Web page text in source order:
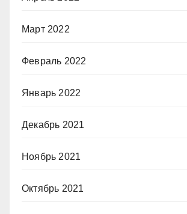
Март 2022
Февраль 2022
Январь 2022
Декабрь 2021
Ноябрь 2021
Октябрь 2021